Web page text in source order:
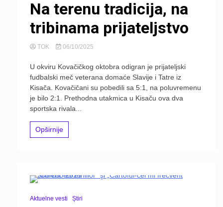
Na terenu tradicija, na
tribinama prijateljstvo
TOK 06/10/2025
U okviru Kovačičkog oktobra odigran je prijateljski
fudbalski meč veterana domaće Slavije i Tatre iz
Kisača. Kovačičani su pobedili sa 5:1, na poluvremenu
je bilo 2:1. Prethodna utakmica u Kisaču ova dva
sportska rivala...
Opširnije
Aktuelne vesti Știri